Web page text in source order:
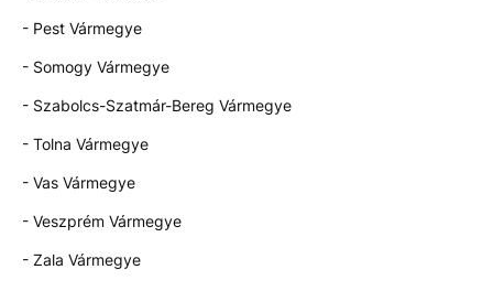
- Pest Vármegye
- Somogy Vármegye
- Szabolcs-Szatmár-Bereg Vármegye
- Tolna Vármegye
- Vas Vármegye
- Veszprém Vármegye
- Zala Vármegye